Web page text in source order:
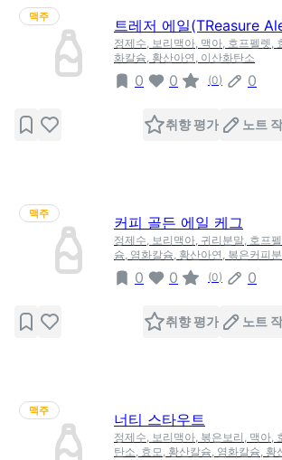
맥주
트레저 에일(TReasure
정제수, 보리맥아, 맥아, 호프펠렛,
화칼슘, 황산아연, 이산화탄소
0 0 (0) 0
취향 평가 노트
맥주
커피 골든 에일 케그
정제수, 보리맥아, 귀리분말, 호프
슘, 염화칼슘, 황산아연, 볶은커피
0 0 (0) 0
취향 평가 노트
맥주
너티 스타우트
정제수, 보리맥아, 볶은보리, 맥아,
탄소, 효모, 황산칼슘, 염화칼슘, 황